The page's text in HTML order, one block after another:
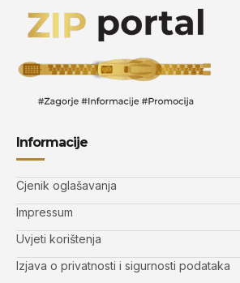
Informacije
Cjenik oglašavanja
Impressum
Uvjeti korištenja
Izjava o privatnosti i sigurnosti podataka